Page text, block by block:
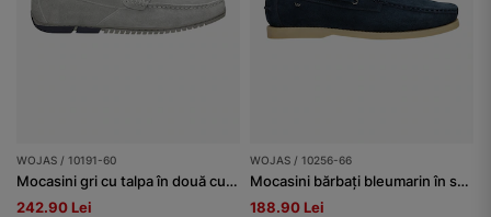
WOJAS / 10191-60
Mocasini gri cu talpa în două culori bărbați
242.90 Lei
WOJAS / 10256-66
Mocasini bărbați bleumarin în stil nautic
188.90 Lei